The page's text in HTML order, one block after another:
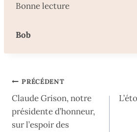
Bonne lecture
Bob
Navigation
de
PRÉCÉDENT
Claude Grison, notre
présidente d’honneur,
sur l’espoir des